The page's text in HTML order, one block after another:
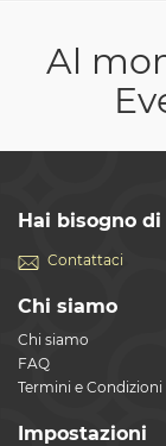
Al
Hai bisogno di
Contattaci
Chi siamo
Chi siamo
FAQ
Termini e Condizioni
Impostazioni